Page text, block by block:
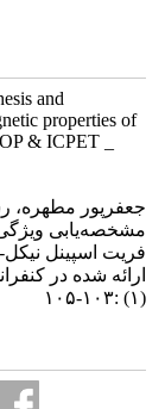
and
properties of
& ICPET _
جعفرپور مطهره،
مشخصه‌یابی
فریت اسپینل نیکل-